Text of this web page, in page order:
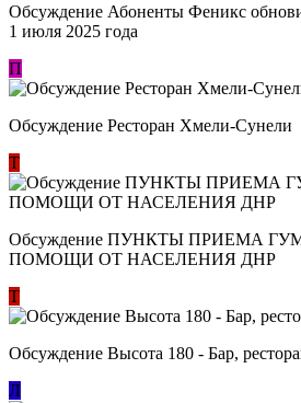
Обсуждение Абоненты Феникс
1 июля 2025 года
П
Обсуждение Ресторан Хмели-Сунели
Т
Обсуждение ​ПУНКТЫ ПРИЕМА
ПОМОЩИ ОТ НАСЕЛЕНИЯ ДНР
Т
Обсуждение Высота 180 - Бар,
Л